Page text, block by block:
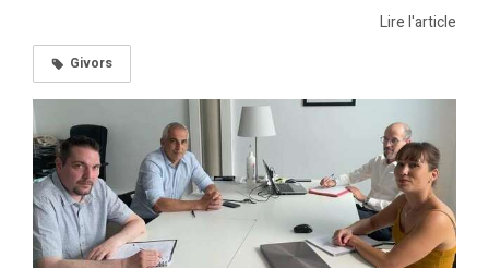
Lire l'article
Givors